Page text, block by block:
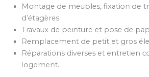
Montage de meubles, fixation de
d’étagères.
Travaux de peinture et pose de
Remplacement de petit et gros
Réparations diverses et entretien
logement.